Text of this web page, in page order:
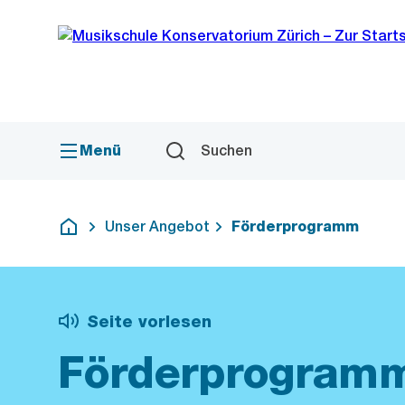
Navigation
Sprunglink
Menü Suchen
Deutsch
Unser Angebot Förderprogramm
Seite vorlesen